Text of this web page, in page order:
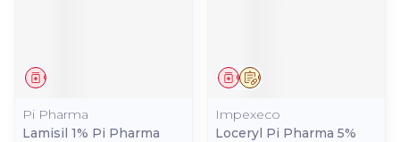
Geneesmiddel
Pi Pharma
Lamisil 1% Pi Pharma
Op voorschrift
Geneesmiddel
Impexeco
Loceryl Pi Pharma 5%